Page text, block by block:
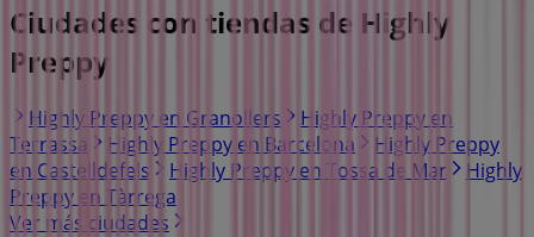
Ciudades con tiendas de Highly
Preppy
Highly Preppy en Granollers
Highly Preppy en
Terrassa
Highly Preppy en Barcelona
Highly Preppy
en Castelldefels
Highly Preppy en Tossa de Mar
Highly
Preppy en Tàrrega
Ver más ciudades